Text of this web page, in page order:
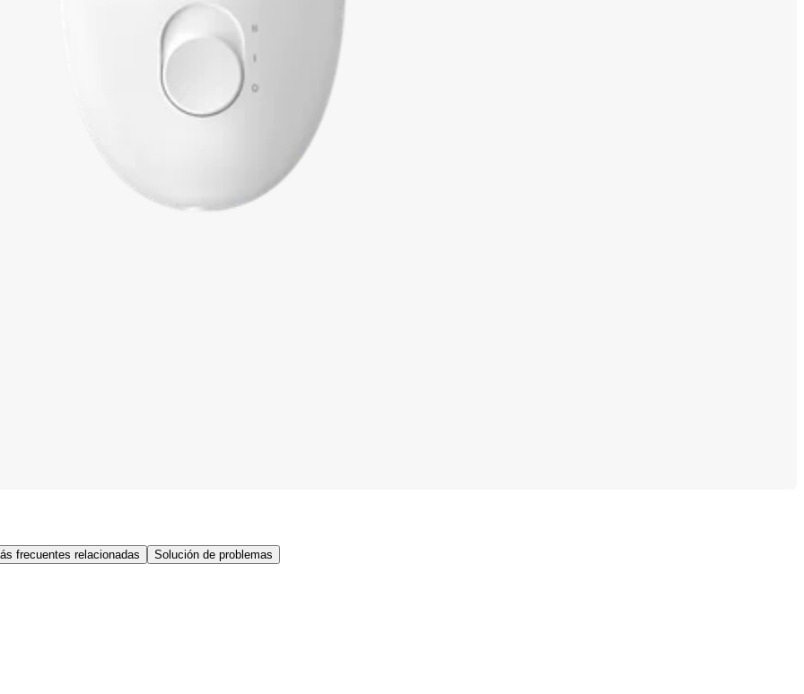
frecuentes relacionadas Solución de problemas